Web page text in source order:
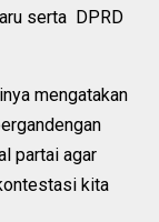
serta DPRD
mengatakan
partai agar
kita